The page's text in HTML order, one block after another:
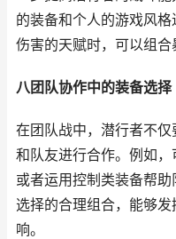
的装备和个人的游戏风
伤害的天赋时，可以组合
八团队协作中的装备选择
在团队战中，潜行者不
和队友进行合作。例如，
或者运用控制类装备帮
选择的合理组合，能够
响。